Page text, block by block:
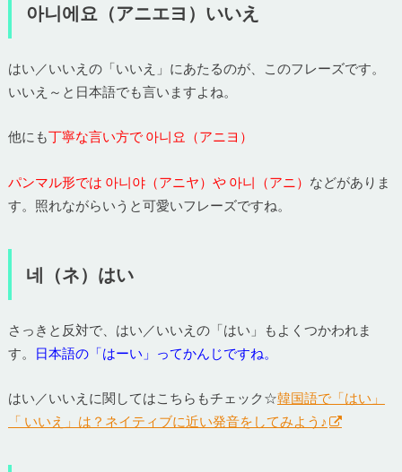
아니에요（アニエヨ）いいえ
はい／いいえの「いいえ」にあたるのが、このフレーズです。
いいえ～と日本語でも言いますよね。
他にも丁寧な言い方で 아니요（アニヨ）
パンマル形では 아니야（アニヤ）や 아니（アニ） などがありま
す。照れながらいうと可愛いフレーズですね。
네（ネ）はい
さっきと反対で、はい／いいえの「はい」もよくつかわれま
す。
日本語の「はーい」ってかんじですね。
はい／いいえに関してはこちらもチェック☆韓国語で「はい」
「 いいえ」は？ネイティブに近い発音をしてみよう♪